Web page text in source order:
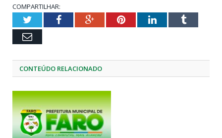
COMPARTILHAR:
TwitterFacebookGoogle+PinterestLinkedInTumblr
Email
CONTEÚDO RELACIONADO